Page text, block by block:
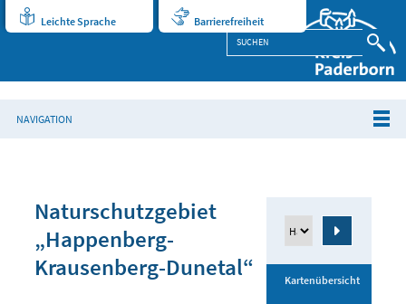
Leichte Sprache Barrierefreiheit
NAVIGATION
Naturschutzgebiet
„Happenberg-
Krausenberg-Dunetal“
Kartenübersicht